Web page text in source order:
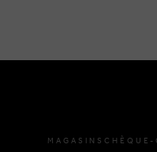
MAGASINS CHÈQUE-